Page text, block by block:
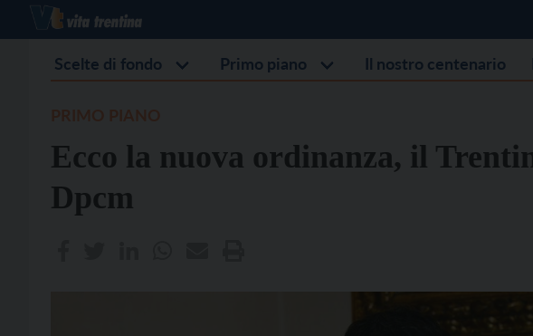
Scelte di fondo Primo piano Il nostro centenario
Ecco la nuova ordinanza, il
Dpcm